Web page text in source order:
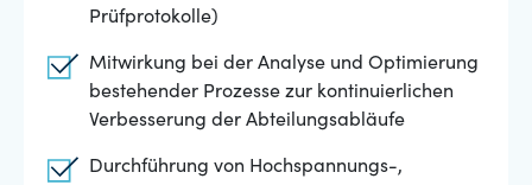
Prüfprotokolle)
Mitwirkung bei der Analyse und Optimierung
bestehender Prozesse zur kontinuierlichen
Verbesserung der Abteilungsabläufe
Durchführung von Hochspannungs-,